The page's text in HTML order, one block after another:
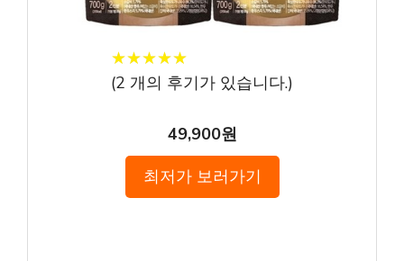
★★★★★
★★★★★
(2 개의 후기가 있습니다.)
49,900원
최저가 보러가기